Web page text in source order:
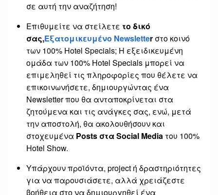
σε αυτή την αναζήτηση!
Επιθυμείτε να στείλετε το δικό
σας,Εξατομικευμένο Newsletter στο κοινό
των 100% Hotel Specials; Η εξειδικευμένη
ομάδα των 100% Hotel Specials μπορεί να
επιμεληθεί τις πληροφορίες που θέλετε να
επικοινωνήσετε, δημιουργώντας ένα
Newsletter που θα ανταποκρίνεται στα
ζητούμενα και τις ανάγκες σας, ενώ, μετά
την αποστολή, θα ακολουθήσουν και
στοχευμένα Posts στα Social Media του 100%
Hotel Show.
Υπάρχουν προϊόντα, project ή δραστηριότητες
για να παρουσιάσετε, αλλά χρειάζεστε
βοήθεια στο να δημιουργηθεί ένα